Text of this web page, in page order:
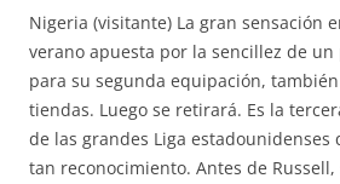
Nigeria (visitante) La gran sensación
verano apuesta por la sencillez de
para su segunda equipación,
tiendas. Luego se retirará. Es la
de las grandes Liga
tan reconocimiento. Antes de